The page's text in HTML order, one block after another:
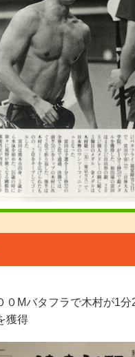
０Mバタフラで木村が1
獲得